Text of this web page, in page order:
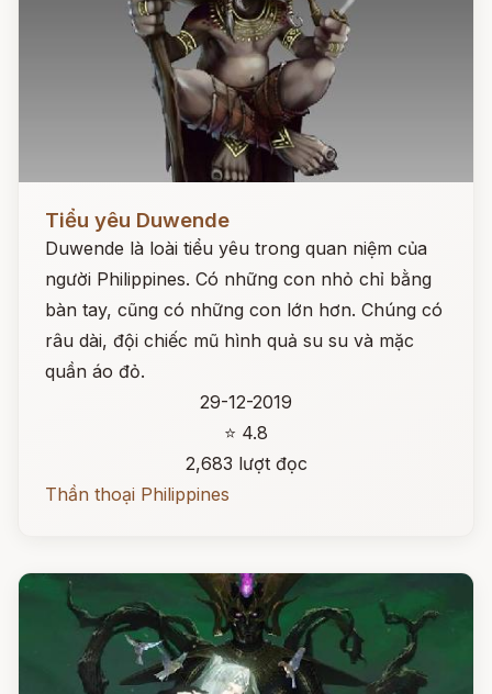
Đọc ngay
Tiểu yêu Duwende
Duwende là loài tiểu yêu trong quan niệm của
người Philippines. Có những con nhỏ chỉ bằng
bàn tay, cũng có những con lớn hơn. Chúng có
râu dài, đội chiếc mũ hình quả su su và mặc
quần áo đỏ.
29-12-2019
⭐ 4.8
2,683 lượt đọc
Thần thoại Philippines